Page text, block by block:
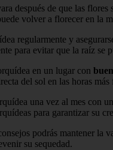
después de que las flores
volver a florecer en la
regularmente y
para evitar que la raíz se
en un lugar con
del sol en las horas más
una vez al mes con
para garantizar su
podrás mantener la
su sequedad.